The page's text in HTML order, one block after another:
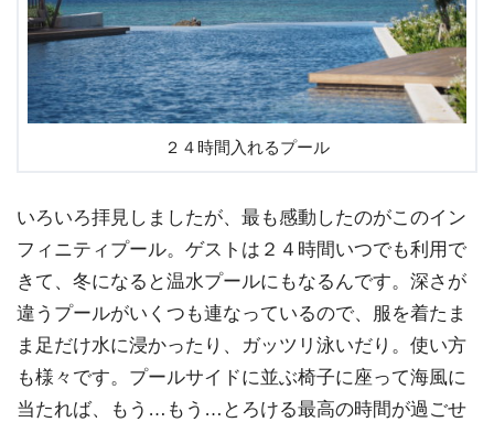
２４時間入れるプール
いろいろ拝見しましたが、最も感動したのがこのイン
フィニティプール。ゲストは２４時間いつでも利用で
きて、冬になると温水プールにもなるんです。深さが
違うプールがいくつも連なっているので、服を着たま
ま足だけ水に浸かったり、ガッツリ泳いだり。使い方
も様々です。プールサイドに並ぶ椅子に座って海風に
当たれば、もう…もう…とろける最高の時間が過ごせ